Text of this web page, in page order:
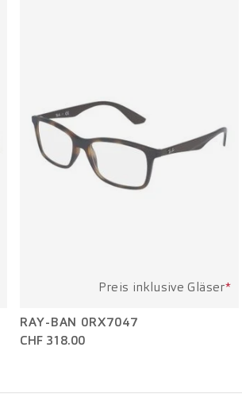
Preis inklusive Gläser*
RAY-BAN 0RX7047
CHF 318.00